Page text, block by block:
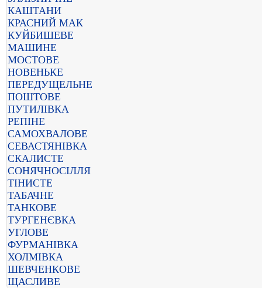
КАШТАНИ
КРАСНИЙ МАК
КУЙБИШЕВЕ
МАШИНЕ
МОСТОВЕ
НОВЕНЬКЕ
ПЕРЕДУЩЕЛЬНЕ
ПОШТОВЕ
ПУТИЛІВКА
РЕПІНЕ
САМОХВАЛОВЕ
СЕВАСТЯНІВКА
СКАЛИСТЕ
СОНЯЧНОСІЛЛЯ
ТІНИСТЕ
ТАБАЧНЕ
ТАНКОВЕ
ТУРГЕНЄВКА
УГЛОВЕ
ФУРМАНІВКА
ХОЛМІВКА
ШЕВЧЕНКОВЕ
ЩАСЛИВЕ